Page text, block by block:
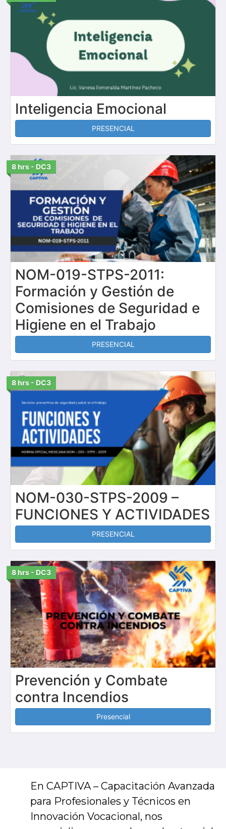
Inteligencia Emocional
PRESENCIAL
8 hrs - DC3
NOM-019-STPS-2011:
Formación y Gestión de
Comisiones de Seguridad e
Higiene en el Trabajo
PRESENCIAL
8 hrs - DC3
NOM-030-STPS-2009 –
FUNCIONES Y ACTIVIDADES
PRESENCIAL
8 hrs - DC3
Prevención y Combate
contra Incendios
Presencial
En CAPTIVA – Capacitación Avanzada
para Profesionales y Técnicos en
Innovación Vocacional, nos